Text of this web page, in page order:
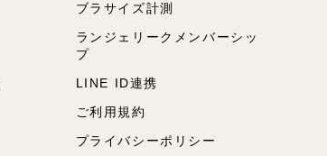
ブラサイズ計測
ランジェリークメンバーシッ
プ
LINE ID連携
ご利用規約
プライバシーポリシー